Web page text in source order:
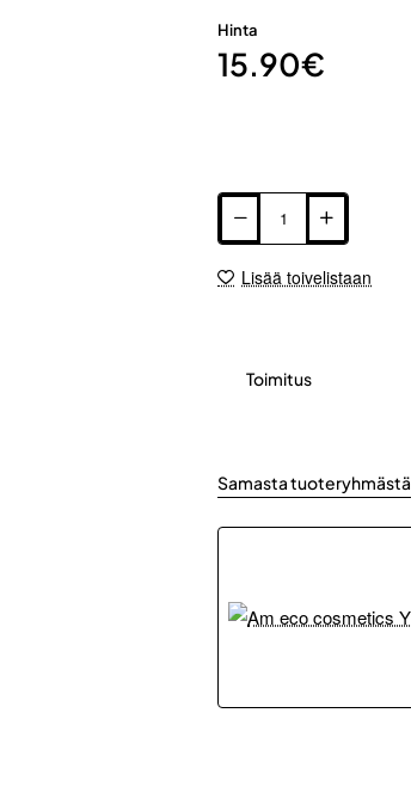
Hinta
15.90€
Lisää toivelistaan
Toimitus
Samasta tuoteryhmästä